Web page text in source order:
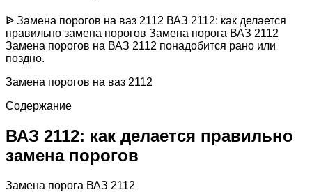
ᐉ Замена порогов на ваз 2112 ВАЗ 2112: как делается
правильно замена порогов Замена порога ВАЗ 2112
Замена порогов на ВАЗ 2112 понадобится рано или
поздно.
Замена порогов на ваз 2112
Содержание
ВАЗ 2112: как делается правильно
замена порогов
Замена порога ВАЗ 2112